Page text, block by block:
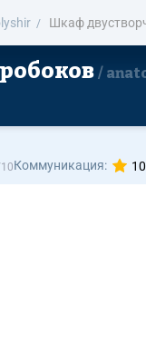
Шкаф
Коммуникация: 10